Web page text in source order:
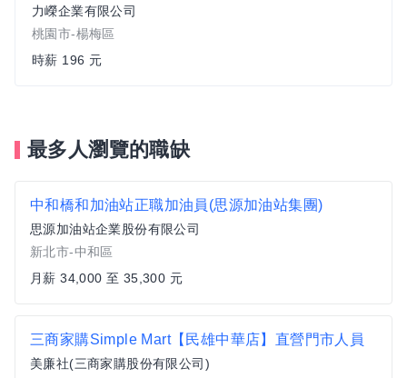
力嶸企業有限公司
桃園市-楊梅區
時薪 196 元
最多人瀏覽的職缺
中和橋和加油站正職加油員(思源加油站集團)
思源加油站企業股份有限公司
新北市-中和區
月薪 34,000 至 35,300 元
三商家購Simple Mart【民雄中華店】直營門市人員
美廉社(三商家購股份有限公司)